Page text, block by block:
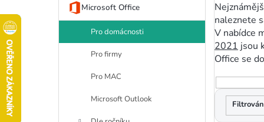
Microsoft Office
Pro domácnosti
Pro firmy
Pro MAC
Microsoft Outlook
naleznete
V nabídce
2021 jsou
Office se
V